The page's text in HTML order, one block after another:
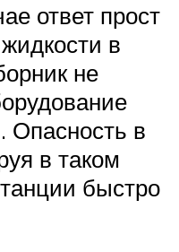
ответ прост
в
не
Опасность в
в таком
быстро